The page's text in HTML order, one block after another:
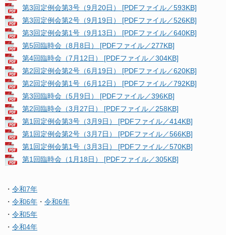
第3回定例会第3号（9月20日） [PDFファイル／593KB]
第3回定例会第2号（9月19日） [PDFファイル／526KB]
第3回定例会第1号（9月13日） [PDFファイル／640KB]
第5回臨時会（8月8日） [PDFファイル／277KB]
第4回臨時会（7月12日） [PDFファイル／304KB]
第2回定例会第2号（6月19日） [PDFファイル／620KB]
第2回定例会第1号（6月12日） [PDFファイル／792KB]
第3回臨時会（5月9日） [PDFファイル／396KB]
第2回臨時会（3月27日） [PDFファイル／258KB]
第1回定例会第3号（3月9日） [PDFファイル／414KB]
第1回定例会第2号（3月7日） [PDFファイル／566KB]
第1回定例会第1号（3月3日） [PDFファイル／570KB]
第1回臨時会（1月18日） [PDFファイル／305KB]
・ 令和7年
・ 令和6年 ・ 令和6年
・ 令和5年
・ 令和4年